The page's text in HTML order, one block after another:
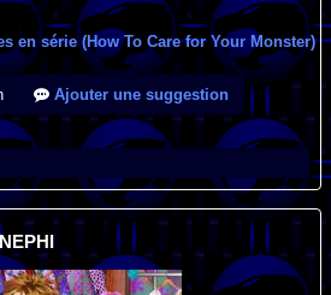
en série (How To Care for Your Monster)
Ajouter une suggestion